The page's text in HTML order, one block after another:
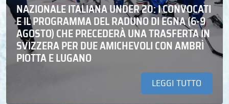
NAZIONALE ITALIANA UNDER 20: I CONVOCATI
E IL PROGRAMMA DEL RADUNO DI EGNA (6-9
AGOSTO) CHE PRECEDERÀ UNA TRASFERTA IN
SVIZZERA PER DUE AMICHEVOLI CON AMBRÌ
PIOTTA E LUGANO
LEGGI TUTTO